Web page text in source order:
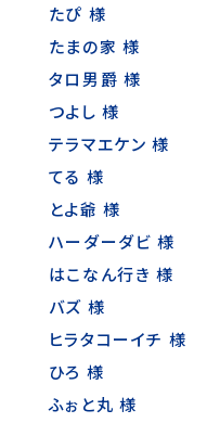
たぴ 様
たまの家 様
タロ男爵 様
つよし 様
テラマエケン 様
てる 様
とよ爺 様
ハーダーダビ 様
はこなん行き 様
バズ 様
ヒラタコーイチ 様
ひろ 様
ふぉと丸 様